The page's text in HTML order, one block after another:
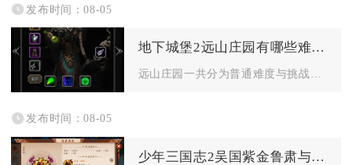
发布时间：08-05
地下城堡2远山庄园有哪些难度挑战
远山庄园一共分为普通难度与挑战难度两大梯度挑战，两类副本除敌...
发布时间：08-05
少年三国志2吴国紫金鲁肃与太史慈哪个更出色